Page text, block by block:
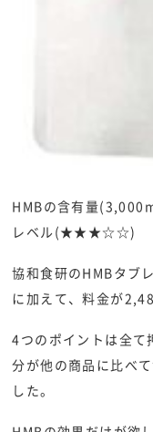
HMBの含有量
レベル(★★★☆☆)
協和食研のHMBタブ
に加えて、料金が
4つのポイントは全て
分が他の商品に比べ
した。